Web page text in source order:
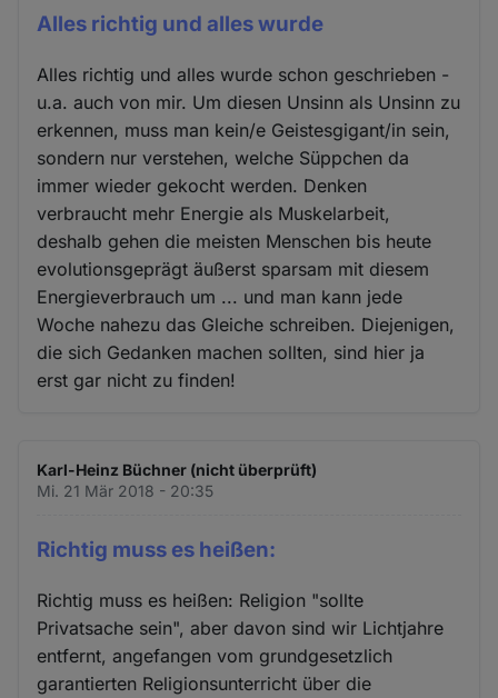
Alles richtig und alles wurde
Alles richtig und alles wurde schon geschrieben -
u.a. auch von mir. Um diesen Unsinn als Unsinn zu
erkennen, muss man kein/e Geistesgigant/in sein,
sondern nur verstehen, welche Süppchen da
immer wieder gekocht werden. Denken
verbraucht mehr Energie als Muskelarbeit,
deshalb gehen die meisten Menschen bis heute
evolutionsgeprägt äußerst sparsam mit diesem
Energieverbrauch um ... und man kann jede
Woche nahezu das Gleiche schreiben. Diejenigen,
die sich Gedanken machen sollten, sind hier ja
erst gar nicht zu finden!
Karl-Heinz Büchner (nicht überprüft)
Mi. 21 Mär 2018 - 20:35
Richtig muss es heißen:
Richtig muss es heißen: Religion "sollte
Privatsache sein", aber davon sind wir Lichtjahre
entfernt, angefangen vom grundgesetzlich
garantierten Religionsunterricht über die